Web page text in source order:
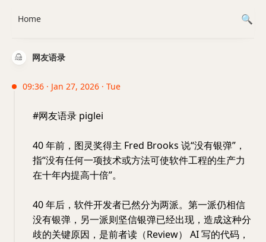
网友语录
09:36 · Jan 27, 2026 · Tue
#网友语录 piglei
40 年前，图灵奖得主 Fred Brooks 说“没有银弹”，
指“没有任何一项技术或方法可使软件工程的生产力
在十年内提高十倍”。
40 年后，软件开发者已然分为两派。第一派仍相信
没有银弹，另一派则坚信银弹已经出现，造成这种分
歧的关键原因，是前者读（Review） AI 写的代码，
Home